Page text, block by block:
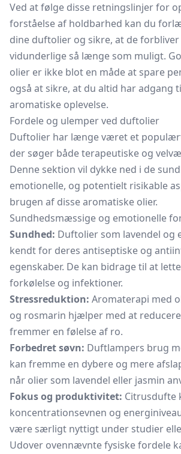
Ved at følge disse retningslinjer for
forståelse af holdbarhed kan du
dine duftolier og sikre, at de
vidunderlige så længe som muligt.
olier er ikke blot en måde at spare
også at sikre, at du altid har adgang
aromatiske oplevelse.
Fordele og ulemper ved duftolier
Duftolier har længe været et
der søger både terapeutiske og
Denne sektion vil dykke ned i de
emotionelle, og potentielt risikable
brugen af disse aromatiske olier.
Sundhedsmæssige og emotionelle
Sundhed: Duftolier som lavendel og
kendt for deres antiseptiske og
egenskaber. De kan bidrage til at
forkølelse og infektioner.
Stressreduktion: Aromaterapi med
og rosmarin hjælper med at
fremmer en følelse af ro.
Forbedret søvn: Duftlampers brug
kan fremme en dybere og mere
når olier som lavendel eller jasmin
Fokus og produktivitet: Citrusdufte
koncentrationsevnen og
være særligt nyttigt under studier
Udover ovennævnte fysiske fordele